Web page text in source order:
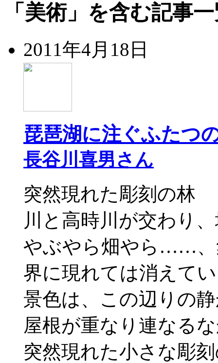
「美術」を含む記事
2011年4月18日
琵琶湖に注ぐふた
長谷川喜男さん
突然現れた彫刻の林
川と高時川が交わり
やぶやら畑やら……、
界に現れては消えて
景色は、この辺りの
屋根が重なり連なる
突然現れた小さな彫